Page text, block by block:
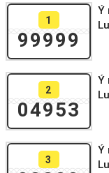
1
99999
Ý
2
04953
Ý
3
Ý